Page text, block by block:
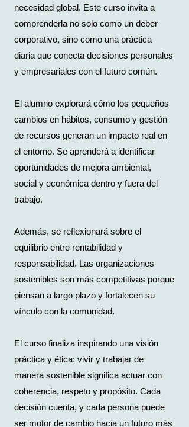
necesidad global. Este curso invita a
comprenderla no solo como un deber
corporativo, sino como una práctica
diaria que conecta decisiones personales
y empresariales con el futuro común.
El alumno explorará cómo los pequeños
cambios en hábitos, consumo y gestión
de recursos generan un impacto real en
el entorno. Se aprenderá a identificar
oportunidades de mejora ambiental,
social y económica dentro y fuera del
trabajo.
Además, se reflexionará sobre el
equilibrio entre rentabilidad y
responsabilidad. Las organizaciones
sostenibles son más competitivas porque
piensan a largo plazo y fortalecen su
vínculo con la comunidad.
El curso finaliza inspirando una visión
práctica y ética: vivir y trabajar de
manera sostenible significa actuar con
coherencia, respeto y propósito. Cada
decisión cuenta, y cada persona puede
ser motor de cambio hacia un futuro más